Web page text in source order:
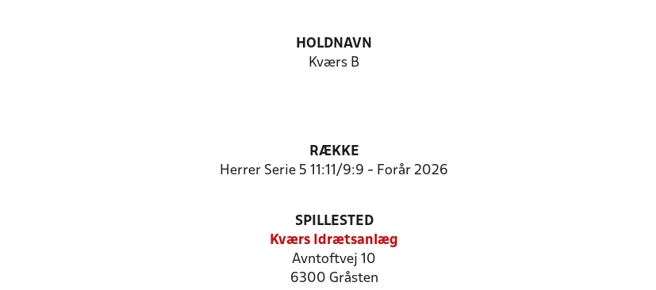
HOLDNAVN
Kværs B
RÆKKE
Herrer Serie 5 11:11/9:9 - Forår 2026
SPILLESTED
Kværs Idrætsanlæg
Avntoftvej 10
6300 Gråsten